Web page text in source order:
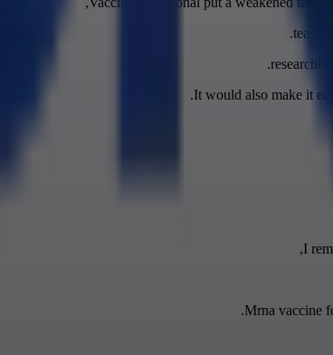
teach
It would also make it
I